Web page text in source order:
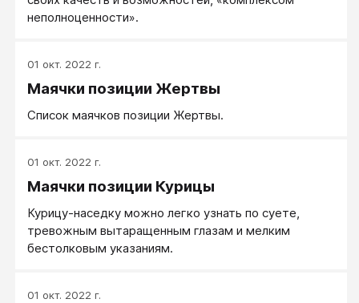
неполноценности».
01 окт. 2022 г.
Маячки позиции Жертвы
Список маячков позиции Жертвы.
01 окт. 2022 г.
Маячки позиции Курицы
​Курицу-наседку можно легко узнать по суете,
тревожным вытаращенным глазам и мелким
бестолковым указаниям.
01 окт. 2022 г.